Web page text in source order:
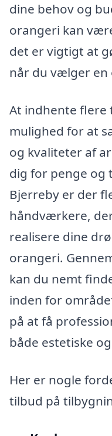
dine behov og
orangeri kan
det er vigtigt at
når du vælger en
At indhente flere
mulighed for at
og kvaliteter af
dig for penge og
Bjerreby er der
håndværkere,
realisere dine
orangeri.
kan du nemt
inden for
på at få
både estetiske
Her er nogle
tilbud på